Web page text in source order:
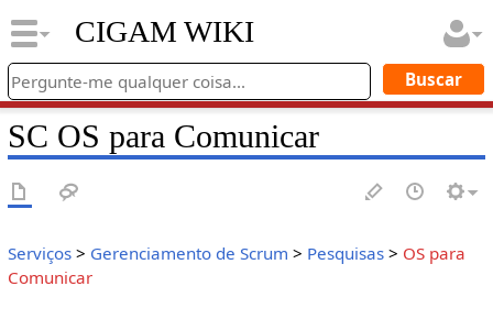
CIGAM WIKI
SC OS para Comunicar
Serviços> Gerenciamento de Scrum > Pesquisas> OS para
Comunicar